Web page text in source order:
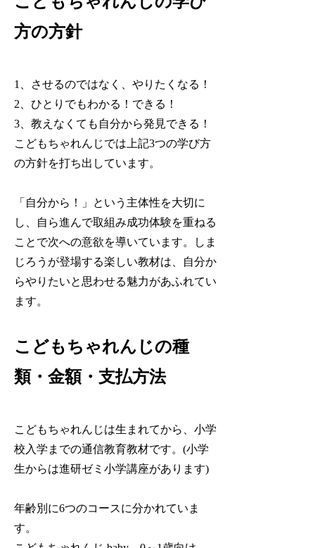
方の方針
1、させるのではなく、やりたくなる！
2、ひとりでもわかる！できる！
3、教えなくても自分から発見できる！
こどもちゃれんじでは上記3つの学び方
の方針を打ち出しています。
「自分から！」という主体性を大切に
し、自ら進んで取組み成功体験を重ねる
ことで次への意欲を導いています。しま
じろうが登場する楽しい教材は、自分か
らやりたいと思わせる魅力があふれてい
ます。
こどもちゃれんじの種
類・金額・支払方法
こどもちゃれんじは生まれてから、小学
校入学までの通信教育教材です。(小学
生からは進研ゼミ小学講座があります)
年齢別に6つのコースに分かれていま
す。